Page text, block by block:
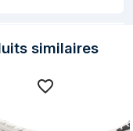
similaires